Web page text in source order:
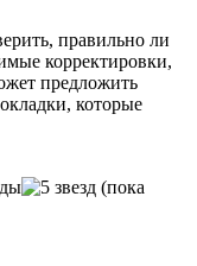
правильно ли
корректировки,
предложить
которые
(пока